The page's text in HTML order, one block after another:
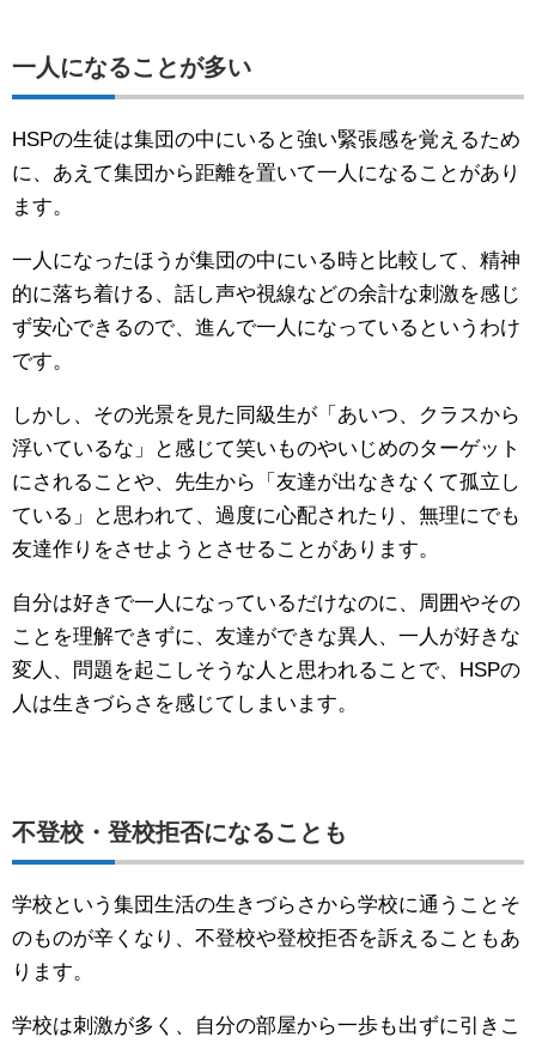
一人になることが多い
HSPの生徒は集団の中にいると強い緊張感を覚えるため
に、あえて集団から距離を置いて一人になることがあり
ます。
一人になったほうが集団の中にいる時と比較して、精神
的に落ち着ける、話し声や視線などの余計な刺激を感じ
ず安心できるので、進んで一人になっているというわけ
です。
しかし、その光景を見た同級生が「あいつ、クラスから
浮いているな」と感じて笑いものやいじめのターゲット
にされることや、先生から「友達が出なきなくて孤立し
ている」と思われて、過度に心配されたり、無理にでも
友達作りをさせようとさせることがあります。
自分は好きで一人になっているだけなのに、周囲やその
ことを理解できずに、友達ができな異人、一人が好きな
変人、問題を起こしそうな人と思われることで、HSPの
人は生きづらさを感じてしまいます。
不登校・登校拒否になることも
学校という集団生活の生きづらさから学校に通うことそ
のものが辛くなり、不登校や登校拒否を訴えることもあ
ります。
学校は刺激が多く、自分の部屋から一歩も出ずに引きこ